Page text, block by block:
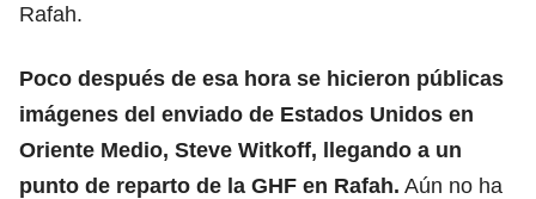
Rafah.
Poco después de esa hora se hicieron públicas
imágenes del enviado de Estados Unidos en
Oriente Medio, Steve Witkoff, llegando a un
punto de reparto de la GHF en Rafah. Aún no ha